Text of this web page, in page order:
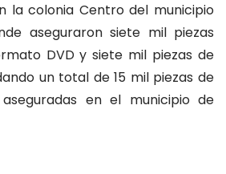
la colonia Centro del municipio
aseguraron siete mil piezas
DVD y siete mil piezas de
un total de 15 mil piezas de
en el municipio de